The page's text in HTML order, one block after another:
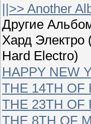
||>> Another
Другие
Хард Электро
Hard Electro)
HAPPY
THE 14TH
THE 23TH
THE 8TH OF